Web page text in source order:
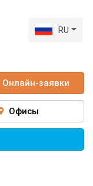
RU
Онлайн-заявки
Офисы